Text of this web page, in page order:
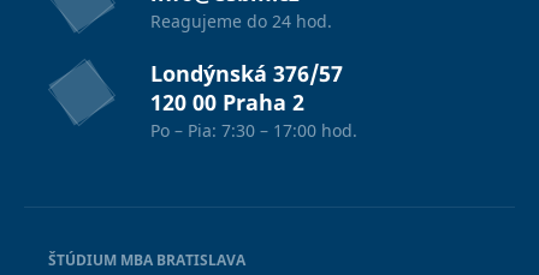
Reagujeme do 24 hod.
Londýnská 376/57
120 00 Praha 2
Po – Pia: 7:30 – 17:00 hod.
ŠTÚDIUM MBA BRATISLAVA